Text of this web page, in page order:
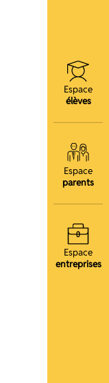
Espace
élèves
Espace
parents
Espace
entreprises